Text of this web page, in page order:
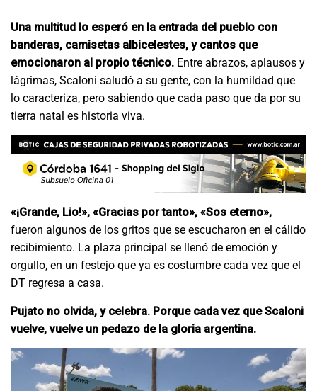
Una multitud lo esperó en la entrada del pueblo con
banderas, camisetas albicelestes, y cantos que
emocionaron al propio técnico. Entre abrazos, aplausos y
lágrimas, Scaloni saludó a su gente, con la humildad que
lo caracteriza, pero sabiendo que cada paso que da por su
tierra natal es historia viva.
«¡Grande, Lio!», «Gracias por tanto», «Sos eterno»,
fueron algunos de los gritos que se escucharon en el cálido
recibimiento. La plaza principal se llenó de emoción y
orgullo, en un festejo que ya es costumbre cada vez que el
DT regresa a casa.
Pujato no olvida, y celebra. Porque cada vez que Scaloni
vuelve, vuelve un pedazo de la gloria argentina.